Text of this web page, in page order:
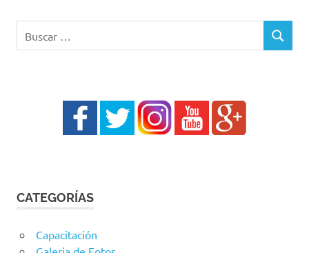
BUSCAR
CATEGORÍAS
Capacitación